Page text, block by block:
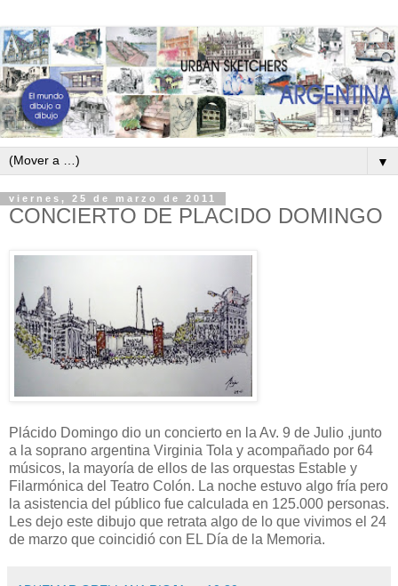
▼
viernes, 25 de marzo de 2011
CONCIERTO DE PLACIDO DOMINGO
Plácido Domingo dio un concierto en la Av. 9 de Julio ,junto
a la soprano argentina Virginia Tola y acompañado por 64
músicos, la mayoría de ellos de las orquestas Estable y
Filarmónica del Teatro Colón. La noche estuvo algo fría pero
la asistencia del público fue calculada en 125.000 personas.
Les dejo este dibujo que retrata algo de lo que vivimos el 24
de marzo que coincidió con EL Día de la Memoria.